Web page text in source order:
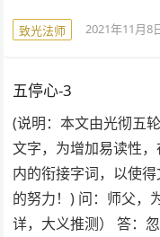
致光法师 2021年11月8
五停心-3
(说明：本文由光彻五
文字，为增加易读性
内的衔接字词，以使
的努力！) 问：师父，
详，大义推测） 答：